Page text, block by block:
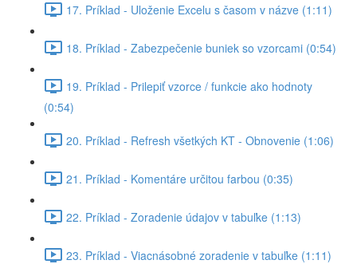
17. Príklad - Uloženie Excelu s časom v názve (1:11)
18. Príklad - Zabezpečenie buniek so vzorcami (0:54)
19. Príklad - Prilepiť vzorce / funkcie ako hodnoty
(0:54)
20. Príklad - Refresh všetkých KT - Obnovenie (1:06)
21. Príklad - Komentáre určitou farbou (0:35)
22. Príklad - Zoradenie údajov v tabuľke (1:13)
23. Príklad - Viacnásobné zoradenie v tabuľke (1:11)